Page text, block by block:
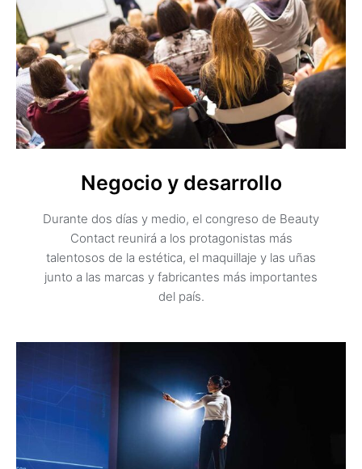
Negocio y desarrollo
Durante dos días y medio, el congreso de Beauty
Contact reunirá a los protagonistas más
talentosos de la estética, el maquillaje y las uñas
junto a las marcas y fabricantes más importantes
del país.